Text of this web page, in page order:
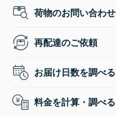
荷物のお問い合わせ
再配達のご依頼
お届け日数を調べる
料金を計算・調べる